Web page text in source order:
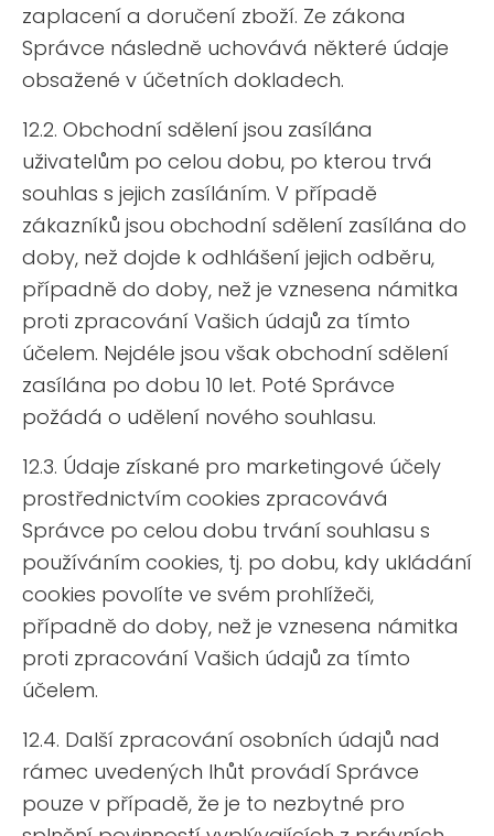
zaplacení a doručení zboží. Ze zákona
Správce následně uchovává některé údaje
obsažené v účetních dokladech.
12.2. Obchodní sdělení jsou zasílána
uživatelům po celou dobu, po kterou trvá
souhlas s jejich zasíláním. V případě
zákazníků jsou obchodní sdělení zasílána do
doby, než dojde k odhlášení jejich odběru,
případně do doby, než je vznesena námitka
proti zpracování Vašich údajů za tímto
účelem. Nejdéle jsou však obchodní sdělení
zasílána po dobu 10 let. Poté Správce
požádá o udělení nového souhlasu.
12.3. Údaje získané pro marketingové účely
prostřednictvím cookies zpracovává
Správce po celou dobu trvání souhlasu s
používáním cookies, tj. po dobu, kdy ukládání
cookies povolíte ve svém prohlížeči,
případně do doby, než je vznesena námitka
proti zpracování Vašich údajů za tímto
účelem.
12.4. Další zpracování osobních údajů nad
rámec uvedených lhůt provádí Správce
pouze v případě, že je to nezbytné pro